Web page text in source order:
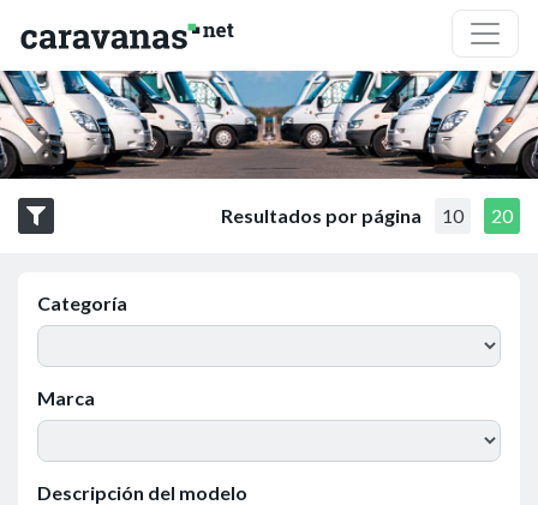
Resultados por página 10 20
Categoría
Marca
Descripción del modelo